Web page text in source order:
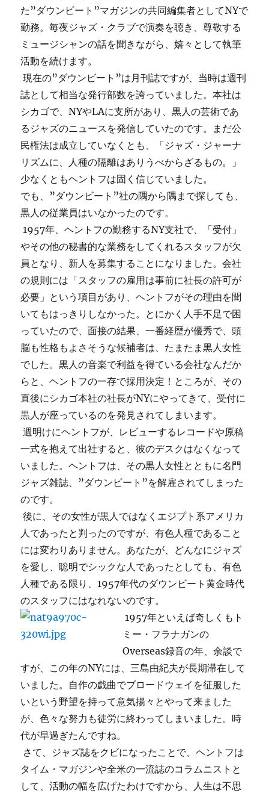
た”ダウンビート”マガジンの共同編集者としてNYで
勤務。毎夜ジャズ・クラブで演奏を聴き、尊敬する
ミュージシャンの話を聞きながら、嬉々として執筆
活動を続けます。
現在の”ダウンビート”は月刊誌ですが、当時は週刊
誌として相当な発行部数を誇っていました。本社は
シカゴで、NYやLAに支所があり、黒人の芸術であ
るジャズのニュースを発信していたのです。まだ公
民権法は成立していなくとも、「ジャズ・ジャーナ
リズムに、人種の隔離はありうべからざるもの。」
少なくともヘントフは固く信じていました。
でも、”ダウンビート”社の隅から隅まで探しても、
黒人の従業員はいなかったのです。
1957年、ヘントフの勤務するNY支社で、「受付」
やその他の秘書的な業務をしてくれるスタッフが欠
員となり、新人を募集することになりました。会社
の規則には「スタッフの雇用は事前に社長の許可が
必要」という項目があり、ヘントフがその理由を聞
いてもはっきりしなかった。とにかく人手不足で困
っていたので、面接の結果、一番経歴が優秀で、頭
脳も性格もよさそうな候補者は、たまたま黒人女性
でした。黒人の音楽で利益を得ている会社なんだか
らと、ヘントフの一存で採用決定！ところが、その
直後にシカゴ本社の社長がNYにやってきて、受付に
黒人が座っているのを発見されてしまいます。
週明けにヘントフが、レビューするレコードや原稿
一式を抱えて出社すると、彼のデスクはなくなって
いました。ヘントフは、その黒人女性とともに名門
ジャズ雑誌、”ダウンビート”を解雇されてしまった
のです。
後に、その女性が黒人ではなくエジプト系アメリカ
人であったと判ったのですが、有色人種であること
には変わりありません。あなたが、どんなにジャズ
を愛し、聡明でシックな人であったとしても、有色
人種である限り、1957年代のダウンビート黄金時代
のスタッフにはなれないのです。
1957年といえば奇しくもト
ミー・フラナガンの
Overseas録音の年、余談で
すが、この年のNYには、三島由紀夫が長期滞在して
いました。自作の戯曲でブロードウェイを征服した
いという野望を持って意気揚々とやって来ました
が、色々な努力も徒労に終わってしまいました。時
代が早過ぎたんですね。
さて、ジャズ誌をクビになったことで、ヘントフは
タイム・マガジンや全米の一流誌のコラムニストと
して、活動の幅を広げたわけですから、人生は不思